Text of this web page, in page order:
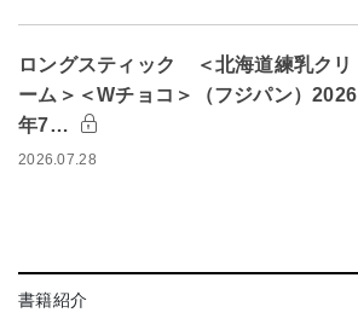
ロングスティック ＜北海道練乳クリ
ーム＞＜Wチョコ＞（フジパン）2026
年7…
2026.07.28
書籍紹介